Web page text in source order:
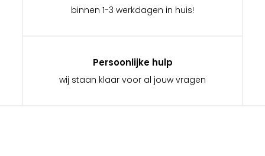
binnen 1-3 werkdagen in huis!
Persoonlijke hulp
wij staan klaar voor al jouw vragen